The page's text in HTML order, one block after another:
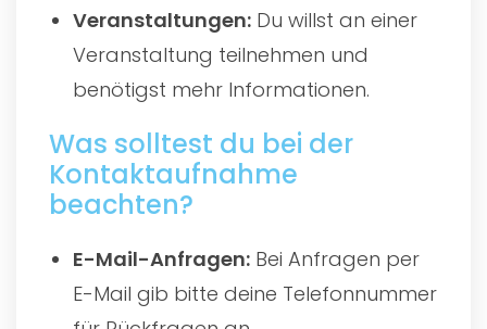
Veranstaltungen: Du willst an einer
Veranstaltung teilnehmen und
benötigst mehr Informationen.
Was solltest du bei der
Kontaktaufnahme
beachten?
E-Mail-Anfragen: Bei Anfragen per
E-Mail gib bitte deine Telefonnummer